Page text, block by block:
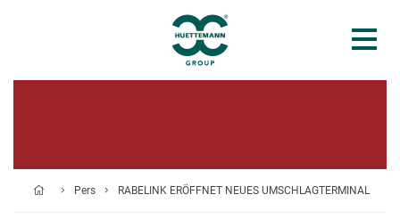
Pers RABELINK ERÖFFNET NEUES UMSCHLAGTERMINAL